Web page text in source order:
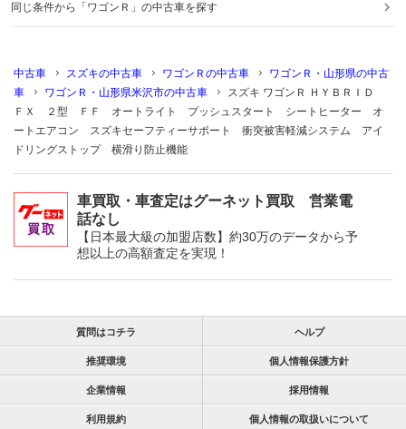
同じ条件から「ワゴンＲ」の中古車を探す
中古車 スズキの中古車 ワゴンＲの中古車
ワゴンＲ・山形県の中古
車
ワゴンＲ・山形県米沢市の中古車
スズキ ワゴンＲ ＨＹＢＲＩＤ
ＦＸ ２型 ＦＦ オートライト プッシュスタート シートヒーター オ
ートエアコン スズキセーフティーサポート 衝突被害軽減システム アイ
ドリングストップ 横滑り防止機能
車買取・車査定はグーネット買取 営業電
話なし
【日本最大級の加盟店数】約30万のデータから予
想以上の高額査定を実現！
質問はコチラ ヘルプ
推奨環境 個人情報保護方針
企業情報 採用情報
利用規約 個人情報の取扱いについて